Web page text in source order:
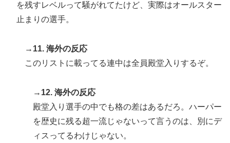
を残すレベルって騒がれてたけど、実際はオールスター
止まりの選手。
→11. 海外の反応
このリストに載ってる連中は全員殿堂入りするぞ。
→12. 海外の反応
殿堂入り選手の中でも格の差はあるだろ。ハーパー
を歴史に残る超一流じゃないって言うのは、別にデ
ィスってるわけじゃない。